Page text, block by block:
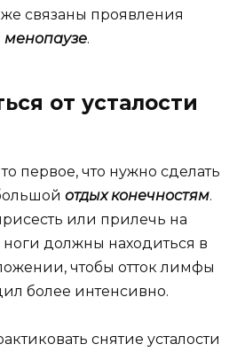
связаны проявления
менопаузе.
от усталости
первое, что нужно сделать
отдых конечностям.
или прилечь на
ноги должны находиться в
чтобы отток лимфы
более интенсивно.
снятие усталости